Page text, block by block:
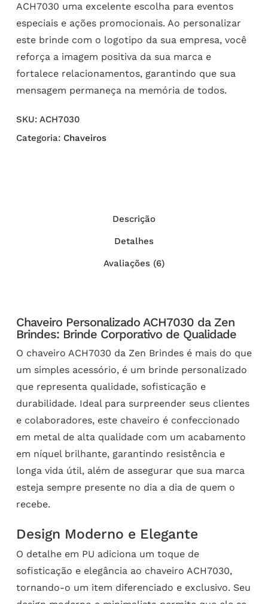
ACH7030 uma excelente escolha para eventos
especiais e ações promocionais. Ao personalizar
este brinde com o logotipo da sua empresa, você
reforça a imagem positiva da sua marca e
fortalece relacionamentos, garantindo que sua
mensagem permaneça na memória de todos.
SKU: ACH7030
Categoria: Chaveiros
Descrição
Detalhes
Avaliações (6)
Chaveiro Personalizado ACH7030 da Zen
Brindes: Brinde Corporativo de Qualidade
O chaveiro ACH7030 da Zen Brindes é mais do que
um simples acessório, é um brinde personalizado
que representa qualidade, sofisticação e
durabilidade. Ideal para surpreender seus clientes
e colaboradores, este chaveiro é confeccionado
em metal de alta qualidade com um acabamento
em níquel brilhante, garantindo resistência e
longa vida útil, além de assegurar que sua marca
esteja sempre presente no dia a dia de quem o
recebe.
Design Moderno e Elegante
O detalhe em PU adiciona um toque de
sofisticação e elegância ao chaveiro ACH7030,
tornando-o um item diferenciado e exclusivo. Seu